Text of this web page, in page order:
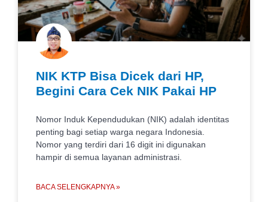
NIK KTP Bisa Dicek dari HP,
Begini Cara Cek NIK Pakai HP
Nomor Induk Kependudukan (NIK) adalah identitas
penting bagi setiap warga negara Indonesia.
Nomor yang terdiri dari 16 digit ini digunakan
hampir di semua layanan administrasi.
BACA SELENGKAPNYA »